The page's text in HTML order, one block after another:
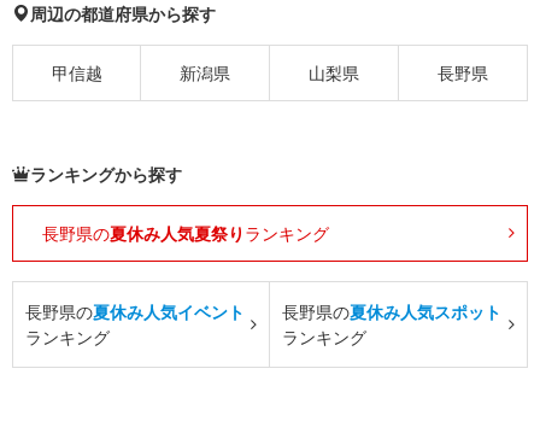
周辺の都道府県から探す
甲信越 新潟県 山梨県 長野県
ランキングから探す
長野県の夏休み人気夏祭り ランキング
長野県の夏休み人気イベント
ランキング
長野県の夏休み人気スポット
ランキング